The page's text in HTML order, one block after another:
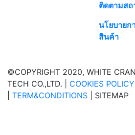
ติดตามสถ
นโยบายก
สินค้า
©COPYRIGHT 2020, WHITE
TECH CO.,LTD. | COOKIES POLICY
TERM&CONDITIONS | SITEMAP